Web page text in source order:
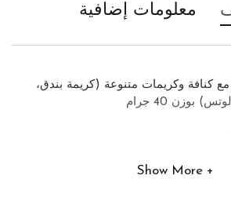
معلومات إضافية
مع كنافة وكريمات متنوعة (كريمة بندق،
بوزن 40 جرام
Show More